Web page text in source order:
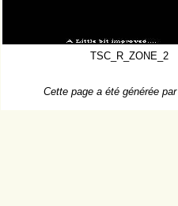
TSC_R_ZONE_2
Cette page a été générée par